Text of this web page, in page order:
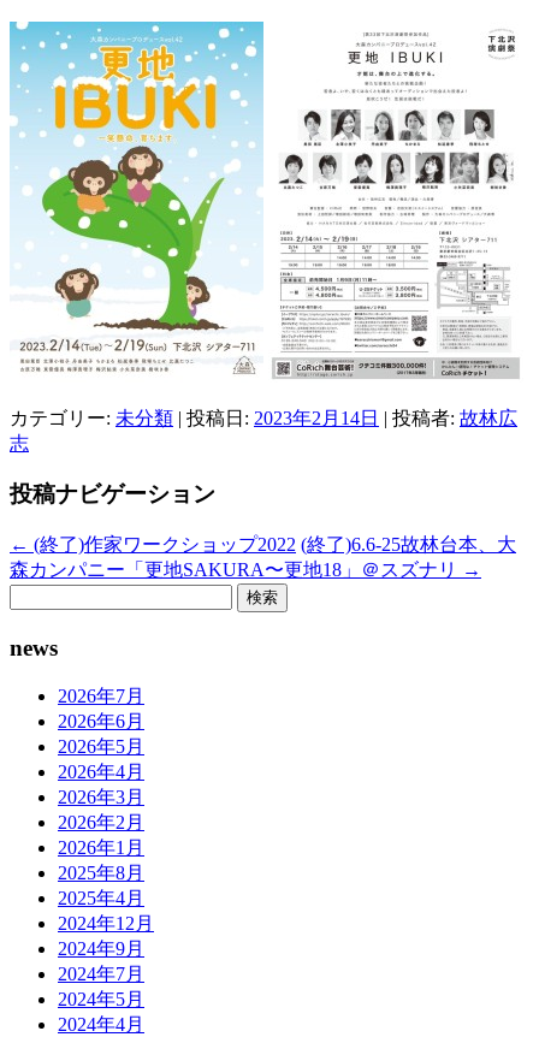
カテゴリー: 未分類 | 投稿日: 2023年2月14日 | 投稿者: 故林広
志
投稿ナビゲーション
← (終了)作家ワークショップ2022 (終了)6.6-25故林台本、大
森カンパニー「更地SAKURA〜更地18」＠スズナリ
→
news
2026年7月
2026年6月
2026年5月
2026年4月
2026年3月
2026年2月
2026年1月
2025年8月
2025年4月
2024年12月
2024年9月
2024年7月
2024年5月
2024年4月